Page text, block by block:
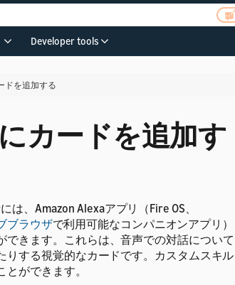
Developer tools
ドを追加する
カードを追加す
、Amazon Alexaアプリ（Fire OS、
ブラウザで利用可能なコンパニオンアプリ）
きます。
これらは、音声での対話について
りする視覚的なカードです。カスタムスキル
ができます。